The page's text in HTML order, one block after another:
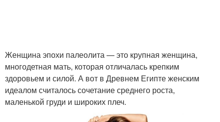
Женщина эпохи палеолита — это крупная женщина,
многодетная мать, которая отличалась крепким
здоровьем и силой. А вот в Древнем Египте женским
идеалом считалось сочетание среднего роста,
маленькой груди и широких плеч.